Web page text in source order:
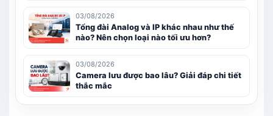
03/08/2026
Tổng đài Analog và IP khác nhau như thế
nào? Nên chọn loại nào tối ưu hơn?
03/08/2026
Camera lưu được bao lâu? Giải đáp chi tiết
thắc mắc